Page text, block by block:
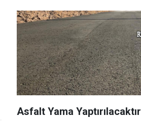
Asfalt Yama Yaptırılacaktır